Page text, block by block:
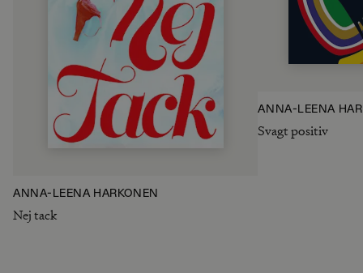
ANNA-LEENA HÄRKÖNEN
Nej tack
ANNA-LEENA
Svagt positiv